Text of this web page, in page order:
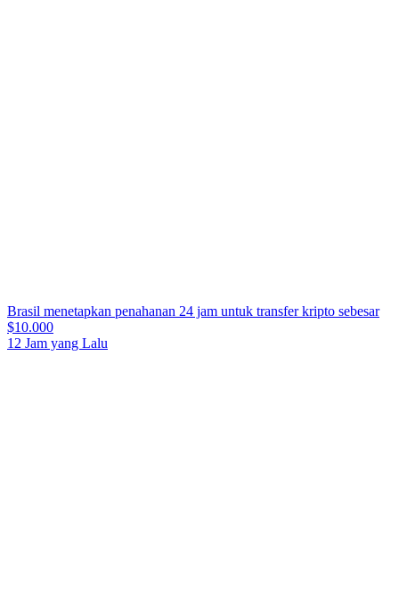
Brasil menetapkan penahanan 24 jam untuk transfer kripto sebesar
$10.000
12 Jam yang Lalu